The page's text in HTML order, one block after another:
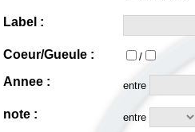
Label :
Coeur/Gueule : /
Annee : entre
note : entre